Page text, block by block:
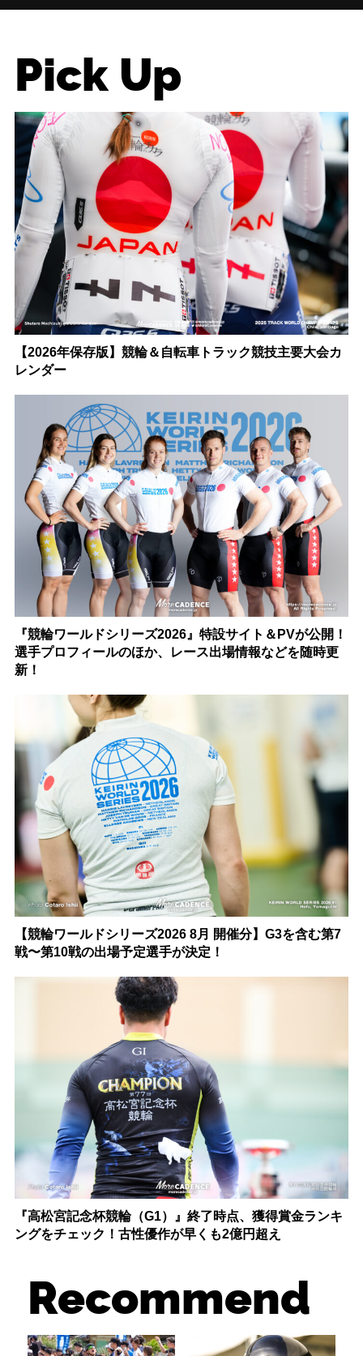
Pick Up
【2026年保存版】競輪＆自転車トラック競技主要大会カ
レンダー
『競輪ワールドシリーズ2026』特設サイト＆PVが公開！
選手プロフィールのほか、レース出場情報などを随時更
新！
【競輪ワールドシリーズ2026 8月 開催分】G3を含む第7
戦〜第10戦の出場予定選手が決定！
『高松宮記念杯競輪（G1）』終了時点、獲得賞金ランキ
ングをチェック！古性優作が早くも2億円超え
Recommend